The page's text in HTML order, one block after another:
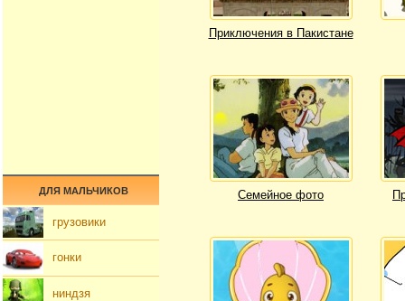
Приключения в Пакистане
Семейное фото
ДЛЯ МАЛЬЧИКОВ
грузовики
гонки
ниндзя